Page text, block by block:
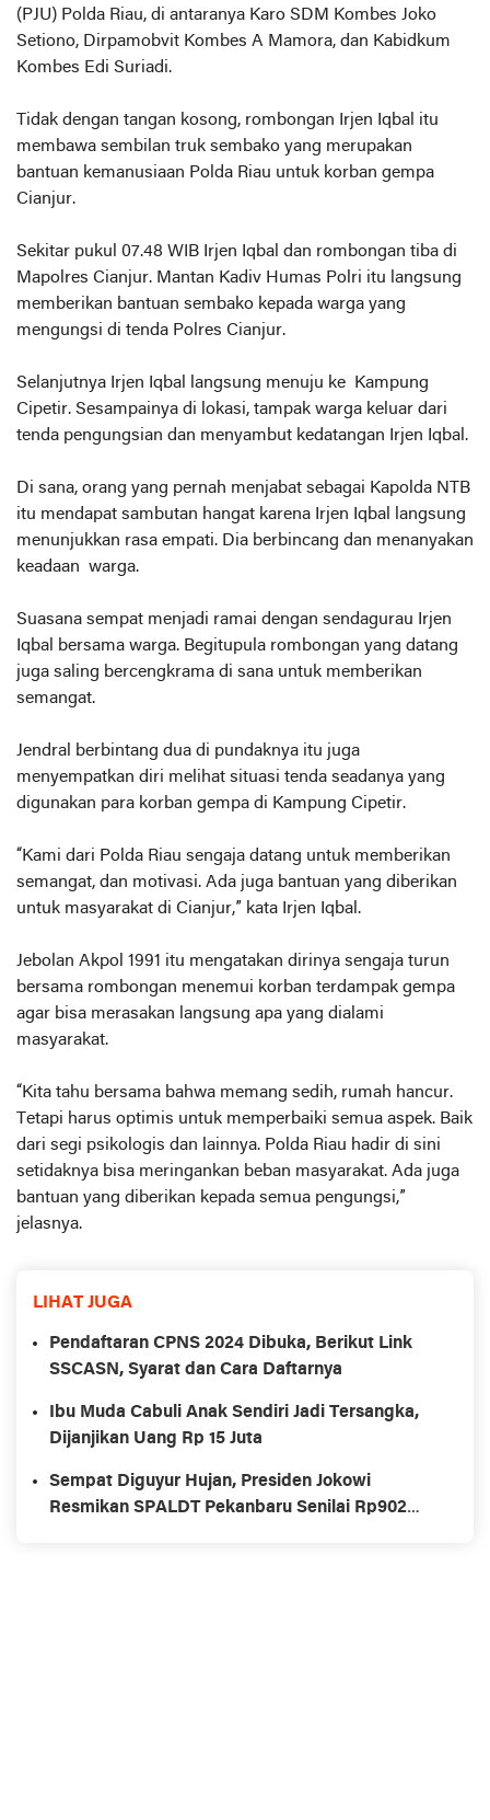
(PJU) Polda Riau, di antaranya Karo SDM Kombes Joko
Setiono, Dirpamobvit Kombes A Mamora, dan Kabidkum
Kombes Edi Suriadi.
Tidak dengan tangan kosong, rombongan Irjen Iqbal itu
membawa sembilan truk sembako yang merupakan
bantuan kemanusiaan Polda Riau untuk korban gempa
Cianjur.
Sekitar pukul 07.48 WIB Irjen Iqbal dan rombongan tiba di
Mapolres Cianjur. Mantan Kadiv Humas Polri itu langsung
memberikan bantuan sembako kepada warga yang
mengungsi di tenda Polres Cianjur.
Selanjutnya Irjen Iqbal langsung menuju ke Kampung
Cipetir. Sesampainya di lokasi, tampak warga keluar dari
tenda pengungsian dan menyambut kedatangan Irjen Iqbal.
Di sana, orang yang pernah menjabat sebagai Kapolda NTB
itu mendapat sambutan hangat karena Irjen Iqbal langsung
menunjukkan rasa empati. Dia berbincang dan menanyakan
keadaan warga.
Suasana sempat menjadi ramai dengan sendagurau Irjen
Iqbal bersama warga. Begitupula rombongan yang datang
juga saling bercengkrama di sana untuk memberikan
semangat.
Jendral berbintang dua di pundaknya itu juga
menyempatkan diri melihat situasi tenda seadanya yang
digunakan para korban gempa di Kampung Cipetir.
“Kami dari Polda Riau sengaja datang untuk memberikan
semangat, dan motivasi. Ada juga bantuan yang diberikan
untuk masyarakat di Cianjur,” kata Irjen Iqbal.
Jebolan Akpol 1991 itu mengatakan dirinya sengaja turun
bersama rombongan menemui korban terdampak gempa
agar bisa merasakan langsung apa yang dialami
masyarakat.
“Kita tahu bersama bahwa memang sedih, rumah hancur.
Tetapi harus optimis untuk memperbaiki semua aspek. Baik
dari segi psikologis dan lainnya. Polda Riau hadir di sini
setidaknya bisa meringankan beban masyarakat. Ada juga
bantuan yang diberikan kepada semua pengungsi,”
jelasnya.
LIHAT JUGA
Pendaftaran CPNS 2024 Dibuka, Berikut Link
SSCASN, Syarat dan Cara Daftarnya
Ibu Muda Cabuli Anak Sendiri Jadi Tersangka,
Dijanjikan Uang Rp 15 Juta
Sempat Diguyur Hujan, Presiden Jokowi
Resmikan SPALDT Pekanbaru Senilai Rp902